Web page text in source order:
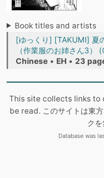
Book titles and artists
[ゆっくり] [TAKUMI] 夏
（作業服のお姉さん3）
Chinese • EH • 23
This site collects links to
be read. このサイトは東
クを
Database was